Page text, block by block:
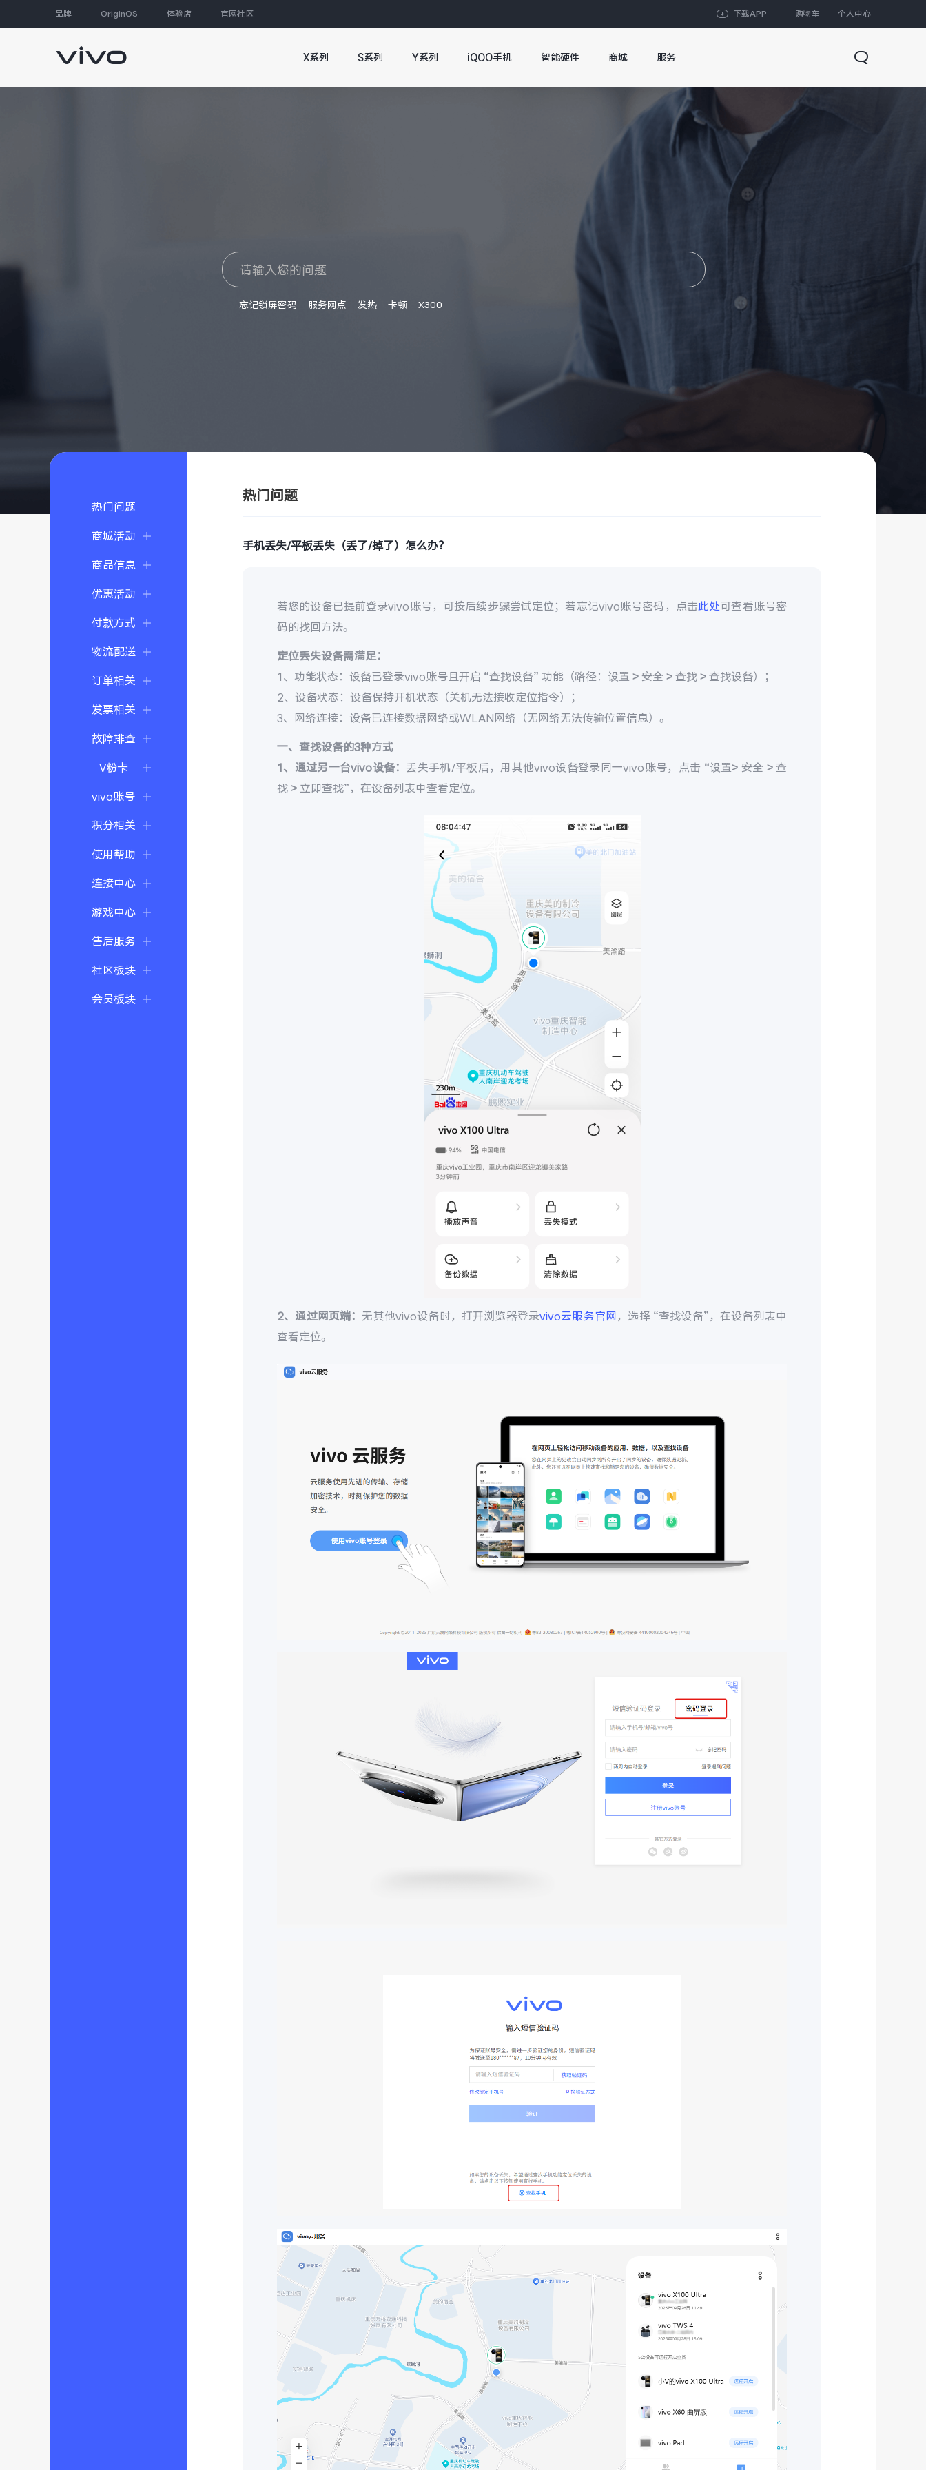
品牌 OriginOS 体验店 官网社区 下载APP 购物车 个人中心
X系列 S系列 Y系列 iQOO手机 智能硬件 商城 服务
忘记锁屏密码 服务网点 发热 卡顿 X300
热门问题
商城活动
商品信息
优惠活动
付款方式
物流配送
订单相关
发票相关
故障排查
V粉卡
vivo账号
积分相关
使用帮助
连接中心
游戏中心
售后服务
社区板块
会员板块
热门问题
手机丢失/平板丢失（丢了/掉了）怎么办？
若您的设备已提前登录vivo账号，可按后续步骤尝试定位；若忘记vivo账号密码，点击此处可查看账号密
码的找回方法。
定位丢失设备需满足：
1、功能状态：设备已登录vivo账号且开启 “查找设备” 功能（路径：设置 > 安全 > 查找 > 查找设备）；
2、设备状态：设备保持开机状态（关机无法接收定位指令）；
3、网络连接：设备已连接数据网络或WLAN网络（无网络无法传输位置信息）。
一、查找设备的3种方式
1、通过另一台vivo设备： 丢失手机/平板后，用其他vivo设备登录同一vivo账号，点击 “设置> 安全 > 查
找 > 立即查找”，在设备列表中查看定位。
2、通过网页端： 无其他vivo设备时，打开浏览器登录vivo云服务官网 ，选择 “查找设备”，在设备列表中
查看定位。